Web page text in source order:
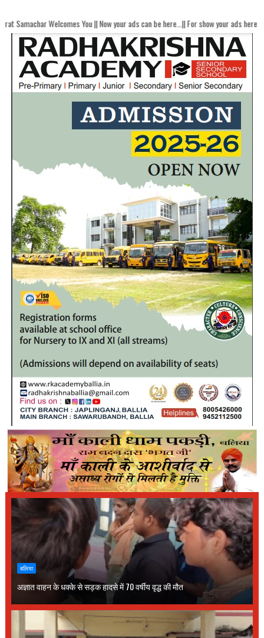
You || Now your ads can be here...|| For show your ads here contact
बलिया
अज्ञात वाहन के धक्के से सड़क हादसे में 70 वर्षीय वृद्ध की मौत